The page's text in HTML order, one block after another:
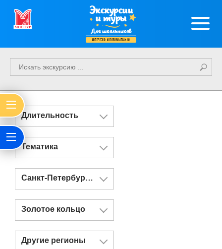
Экскурсии
и туры
Для школьников
интересно и познавательно
Длительность
Тематика
Санкт-Петербург и Казань
Золотое кольцо
Другие регионы